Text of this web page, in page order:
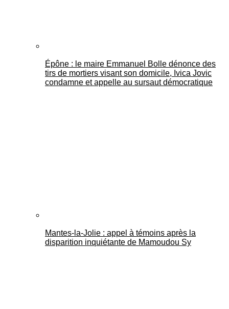
Épône : le maire Emmanuel Bolle dénonce des
tirs de mortiers visant son domicile, Ivica Jovic
condamne et appelle au sursaut démocratique
Mantes-la-Jolie : appel à témoins après la
disparition inquiétante de Mamoudou Sy